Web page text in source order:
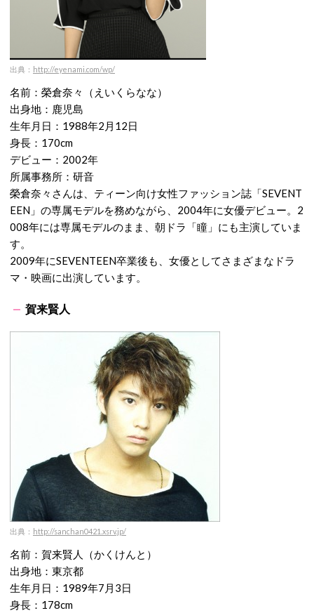
出典： http://eyenami.com/wp/
名前：榮倉奈々（えいくらなな）
出身地：鹿児島
生年月日：1988年2月12日
身長：170cm
デビュー：2002年
所属事務所：研音
榮倉奈々さんは、ティーン向け女性ファッション誌「SEVENT
EEN」の専属モデルを務めながら、2004年に女優デビュー。2
008年には専属モデルのまま、朝ドラ「瞳」にも主演していま
す。
2009年にSEVENTEEN卒業後も、女優としてさまざまなドラ
マ・映画に出演しています。
賀来賢人
出典： http://sanchan0421.xsrv.jp/
名前：賀来賢人（かくけんと）
出身地：東京都
生年月日：1989年7月3日
身長：178cm